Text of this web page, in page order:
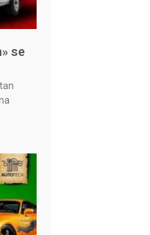
se